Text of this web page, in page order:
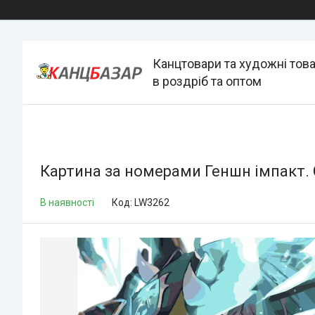
Канцтовари та художні
в роздріб та оптом
Картина за номерами Геншн імпакт.
В наявності Код: LW3262